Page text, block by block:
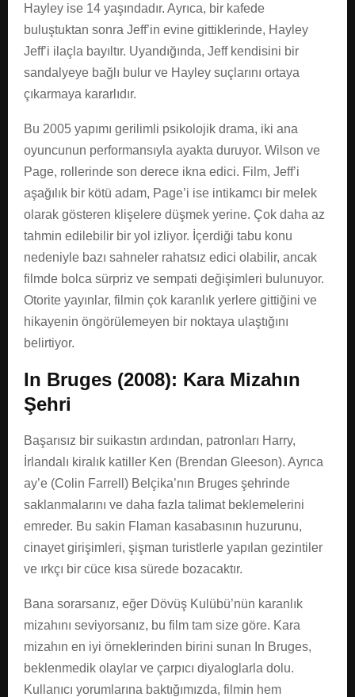
Hayley ise 14 yaşındadır. Ayrıca, bir kafede
buluştuktan sonra Jeff’in evine gittiklerinde, Hayley
Jeff’i ilaçla bayıltır. Uyandığında, Jeff kendisini bir
sandalyeye bağlı bulur ve Hayley suçlarını ortaya
çıkarmaya kararlıdır.
Bu 2005 yapımı gerilimli psikolojik drama, iki ana
oyuncunun performansıyla ayakta duruyor. Wilson ve
Page, rollerinde son derece ikna edici. Film, Jeff’i
aşağılık bir kötü adam, Page’i ise intikamcı bir melek
olarak gösteren klişelere düşmek yerine. Çok daha az
tahmin edilebilir bir yol izliyor. İçerdiği tabu konu
nedeniyle bazı sahneler rahatsız edici olabilir, ancak
filmde bolca sürpriz ve sempati değişimleri bulunuyor.
Otorite yayınlar, filmin çok karanlık yerlere gittiğini ve
hikayenin öngörülemeyen bir noktaya ulaştığını
belirtiyor.
In Bruges (2008): Kara Mizahın
Şehri
Başarısız bir suikastın ardından, patronları Harry,
İrlandalı kiralık katiller Ken (Brendan Gleeson). Ayrıca
ay’e (Colin Farrell) Belçika’nın Bruges şehrinde
saklanmalarını ve daha fazla talimat beklemelerini
emreder. Bu sakin Flaman kasabasının huzurunu,
cinayet girişimleri, şişman turistlerle yapılan gezintiler
ve ırkçı bir cüce kısa sürede bozacaktır.
Bana sorarsanız, eğer Dövüş Kulübü’nün karanlık
mizahını seviyorsanız, bu film tam size göre. Kara
mizahın en iyi örneklerinden birini sunan In Bruges,
beklenmedik olaylar ve çarpıcı diyaloglarla dolu.
Kullanıcı yorumlarına baktığımızda, filmin hem